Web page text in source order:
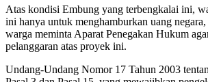
Atas kondisi Embung yang terbengkalai ini,
ini hanya untuk menghamburkan uang
warga meminta Aparat Penegakan Hukum
pelanggaran atas proyek ini.
Undang-Undang Nomor 17 Tahun 2003